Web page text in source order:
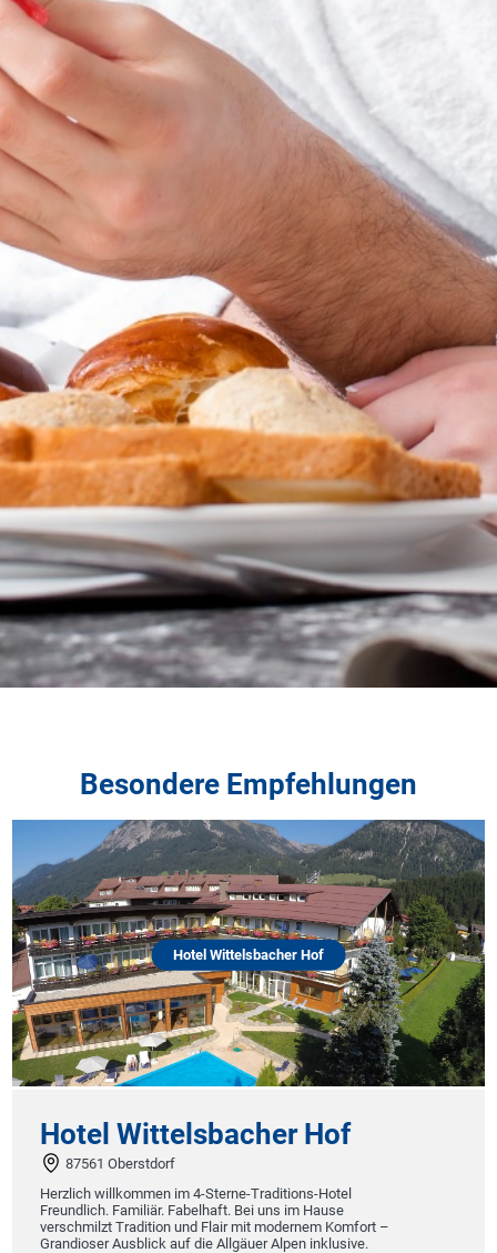
Besondere Empfehlungen
Hotel Wittelsbacher Hof
Hotel Wittelsbacher Hof
87561 Oberstdorf
Herzlich willkommen im 4-Sterne-Traditions-Hotel
Freundlich. Familiär. Fabelhaft. Bei uns im Hause
verschmilzt Tradition und Flair mit modernem Komfort –
Grandioser Ausblick auf die Allgäuer Alpen inklusive.